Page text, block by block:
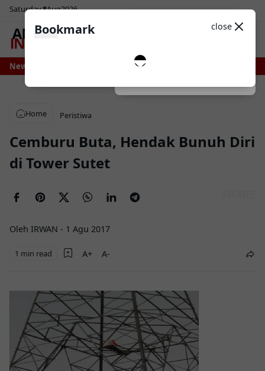
Saturday8Aug2026
Light
News
Irigasi Bengo Direhabilitasi Pemprov Sulsel
Home Peristiwa
Cemburu Buta, Hendak Bunuh Diri
di Tower Sutet
Oleh IRWAN - 1 Agu 2017
1 min read
Bookmark close